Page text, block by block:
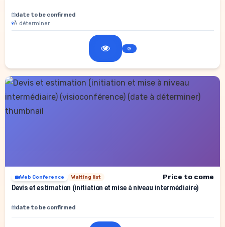
date to be confirmed
À déterminer
Web Conference Waiting list
Price to come
Devis et estimation (initiation et mise à niveau intermédiaire)
date to be confirmed